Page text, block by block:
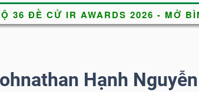
Hạnh